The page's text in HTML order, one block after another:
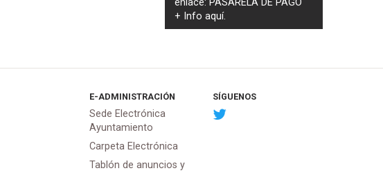
+ Infoaquí.
E-ADMINISTRACIÓN
Sede Electrónica
Ayuntamiento
Carpeta Electrónica
Tablón de anuncios y
SÍGUENOS